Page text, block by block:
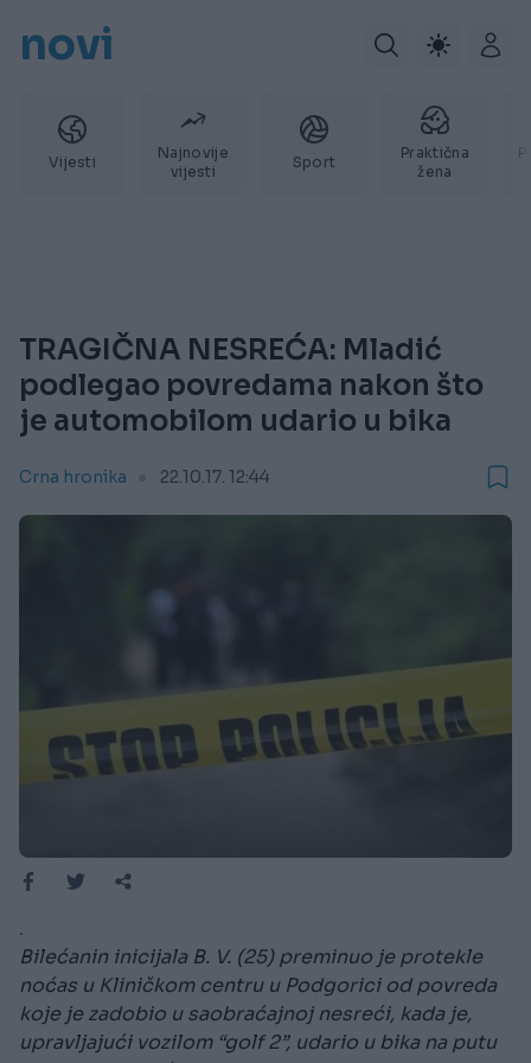
novi
Vijesti
Najnovije
vijesti
Sport
Praktična
žena
TRAGIČNA NESREĆA: Mladić
podlegao povredama nakon što
je automobilom udario u bika
Crna hronika 22.10.17. 12:44
.
Bilećanin inicijala B. V. (25) preminuo je protekle
noćas u Kliničkom centru u Podgorici od povreda
koje je zadobio u saobraćajnoj nesreći, kada je,
upravljajući vozilom “golf 2”, udario u bika na putu